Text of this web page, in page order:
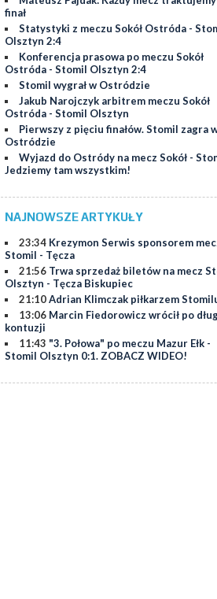
finał
Statystyki z meczu Sokół Ostróda -
Olsztyn 2:4
Konferencja prasowa po meczu Sokół
Ostróda - Stomil Olsztyn 2:4
Stomil wygrał w Ostródzie
Jakub Narojczyk arbitrem meczu Sokół
Ostróda - Stomil Olsztyn
Pierwszy z pięciu finałów. Stomil zagra
Ostródzie
Wyjazd do Ostródy na mecz Sokół -
Jedziemy tam wszystkim!
NAJNOWSZE ARTYKUŁY
23:34 Krezymon Serwis sponsorem
Stomil - Tęcza
21:56 Trwa sprzedaż biletów na mecz
Olsztyn - Tęcza Biskupiec
21:10Adrian Klimczak piłkarzem
13:06 Marcin Fiedorowicz wrócił po
kontuzji
11:43 "3. Połowa" po meczu Mazur Ełk -
Stomil Olsztyn 0:1. ZOBACZ WIDEO!